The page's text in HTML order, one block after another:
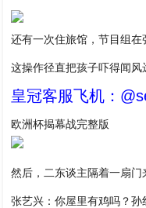
还有一次住旅馆，节目组在
这操作径直把孩子吓得闻风
皇冠客服飞机：
欧洲杯揭幕战完整版
然后，二东谈主隔着一扇
张艺兴：你屋里有鸡吗？孙